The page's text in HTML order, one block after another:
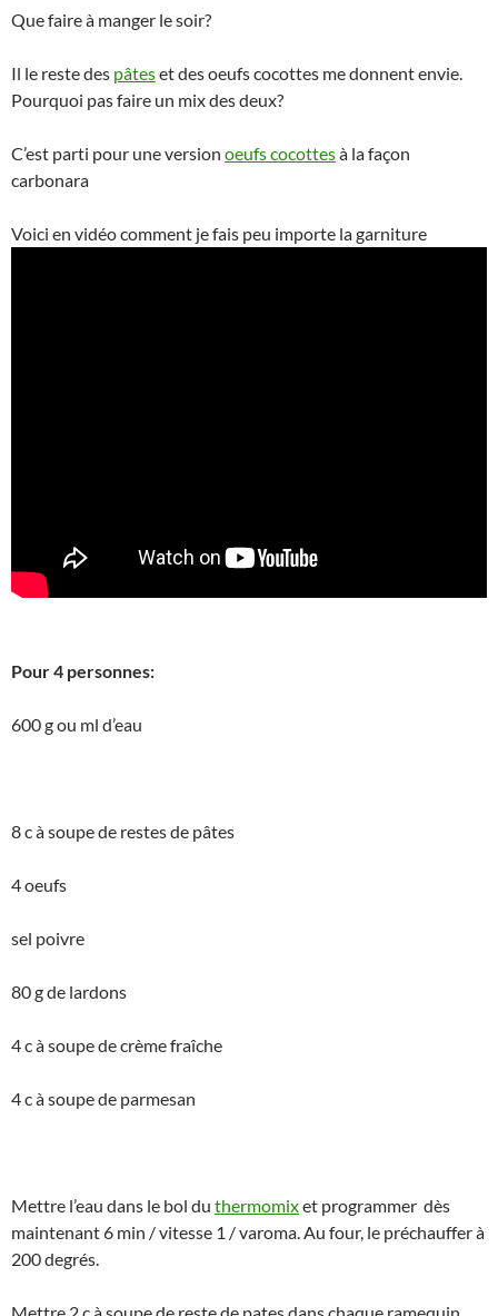
Que faire à manger le soir?
Il le reste des pâteset des oeufs cocottes me donnent envie.
Pourquoi pas faire un mix des deux?
C’est parti pour une version oeufs cocottesà la façon
carbonara
Voici en vidéo comment je fais peu importe la garniture
Pour 4 personnes:
600 g ou ml d’eau
8 c à soupe de restes de pâtes
4 oeufs
sel poivre
80 g de lardons
4 c à soupe de crème fraîche
4 c à soupe de parmesan
Mettre l’eau dans le bol du thermomixet programmer dès
maintenant 6 min / vitesse 1 / varoma. Au four, le préchauffer à
200 degrés.